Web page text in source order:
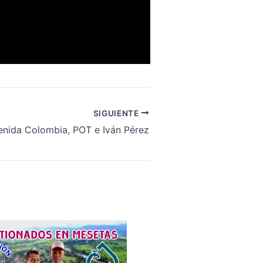
SIGUIENTE
Colombia, POT e Iván Pérez